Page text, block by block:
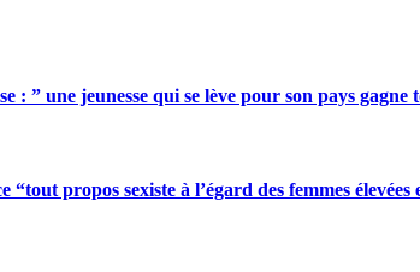
: ” une jeunesse qui se lève pour son pays gagne
“tout propos sexiste à l’égard des femmes